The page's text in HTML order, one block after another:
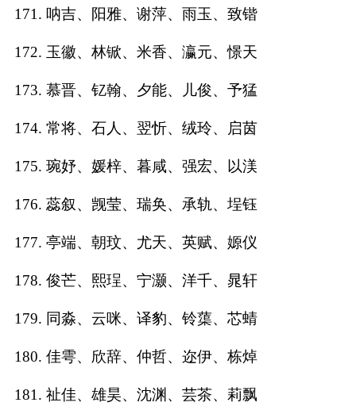
171. 呐吉、阳雅、谢萍、雨玉、致锴
172. 玉徽、林锨、米香、瀛元、憬天
173. 慕晋、钇翰、夕能、儿俊、予猛
174. 常将、石人、翌忻、绒玲、启茵
175. 琬妤、媛梓、暮咸、强宏、以渼
176. 蕊叙、觊莹、瑞奂、承轨、埕钰
177. 亭端、朝玟、尤天、英赋、嫄仪
178. 俊芒、熙珵、宁灏、洋千、晁轩
179. 同淼、云咪、译豹、铃蕖、芯蜻
180. 佳雩、欣辞、仲哲、迩伊、栋焯
181. 祉佳、雄昊、沈渊、芸茶、莉飘